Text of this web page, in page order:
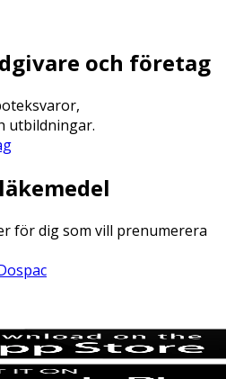
och företag
utbildningar.
för dig som vill prenumerera